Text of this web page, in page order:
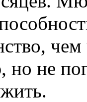
но не